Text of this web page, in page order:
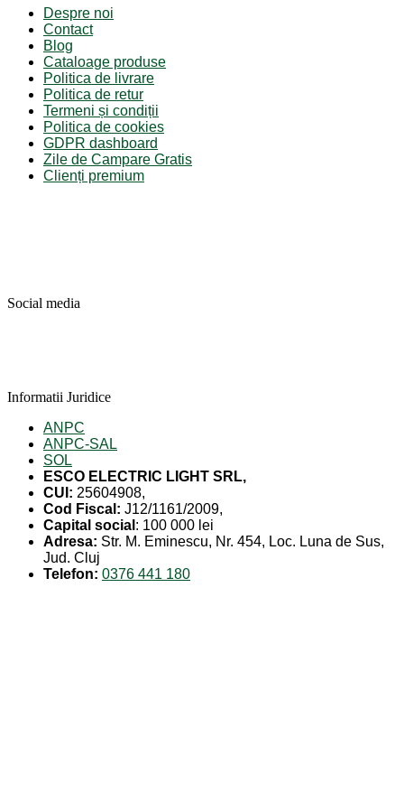
Despre noi
Contact
Blog
Cataloage produse
Politica de livrare
Politica de retur
Termeni și condiții
Politica de cookies
GDPR dashboard
Zile de Campare Gratis
Clienți premium
Social media
Informatii Juridice
ANPC
ANPC-SAL
SOL
ESCO ELECTRIC LIGHT SRL,
CUI: 25604908,
Cod Fiscal: J12/1161/2009,
Capital social : 100 000 lei
Adresa: Str. M. Eminescu, Nr. 454, Loc. Luna de Sus,
Jud. Cluj
Telefon: 0376 441 180